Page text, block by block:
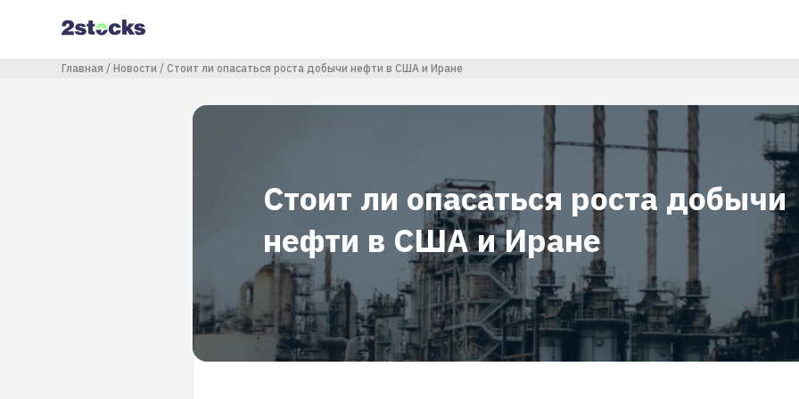
содержанию
Строка навигации
Главная Новости Стоит ли опасаться роста добычи нефти в США и Иране
Стоит ли опасаться роста добычи
нефти в США и Иране